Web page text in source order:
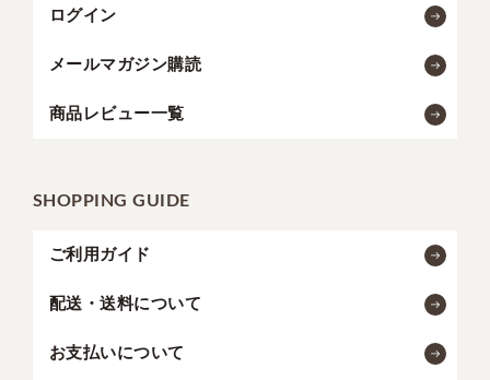
ログイン
メールマガジン購読
商品レビュー一覧
SHOPPING GUIDE
ご利用ガイド
配送・送料について
お支払いについて